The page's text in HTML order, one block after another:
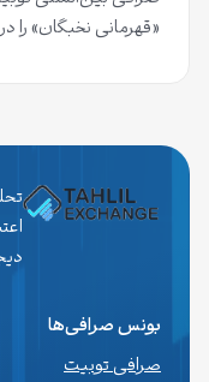
«قهرمانی نخبگان» را
بونس صرافی‌ها
صرافی توبیت